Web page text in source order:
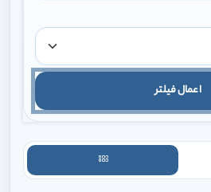
اعمال فیلتر